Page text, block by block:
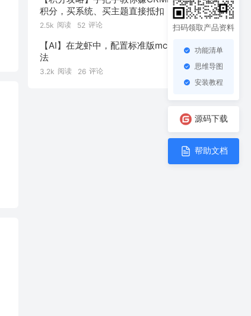
积分，买系统、买主题直接抵扣！
2.5k 阅读 52 评论
【AI】在龙虾中，配置标准版mcp的方
法
3.2k 阅读 26 评论
扫码领取产品资料
功能清单
思维导图
安装教程
源码下载
帮助文档